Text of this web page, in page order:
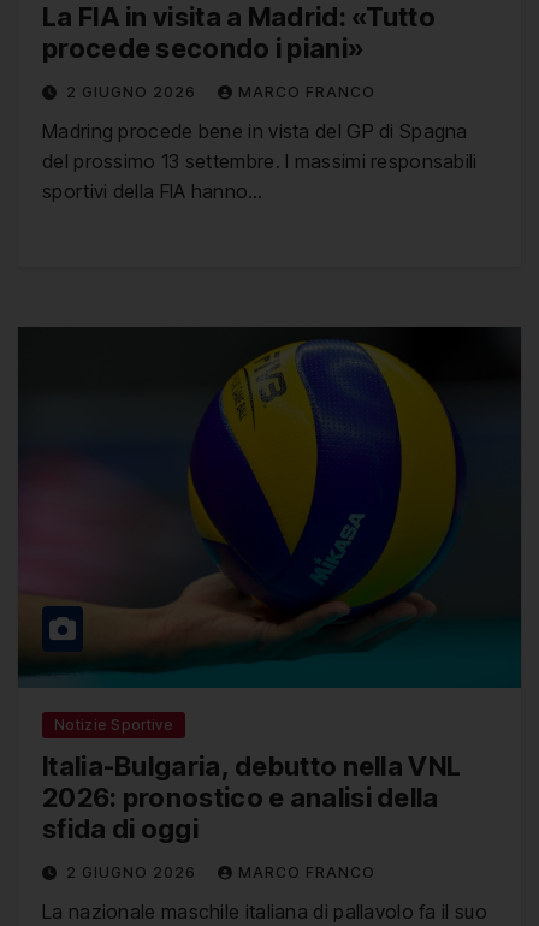
La FIA in visita a Madrid: «Tutto
procede secondo i piani»
2 GIUGNO 2026 MARCO FRANCO
Madring procede bene in vista del GP di Spagna
del prossimo 13 settembre. I massimi responsabili
sportivi della FIA hanno…
Notizie Sportive
Italia-Bulgaria, debutto nella VNL
2026: pronostico e analisi della
sfida di oggi
2 GIUGNO 2026 MARCO FRANCO
La nazionale maschile italiana di pallavolo fa il suo